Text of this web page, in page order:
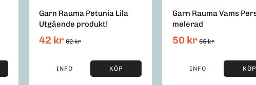
Garn Rauma Petunia Lila
Utgående produkt!
42 kr 62 kr
INFO KÖP
Garn Rauma Vams
melerad
50 kr 55 kr
INFO KÖP